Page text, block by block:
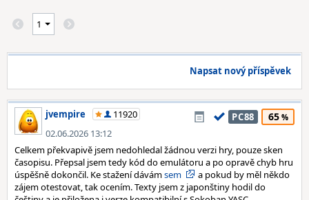
Napsat nový příspěvek
jvempire
11920
02.06.2026 13:12
PC88 65
Celkem překvapivě jsem nedohledal žádnou verzi hry, pouze sken
časopisu. Přepsal jsem tedy kód do emulátoru a po opravě chyb hru
úspěšně dokončil. Ke stažení dávámsem
a pokud by měl někdo
zájem otestovat, tak ocením. Texty jsem z japonštiny hodil do